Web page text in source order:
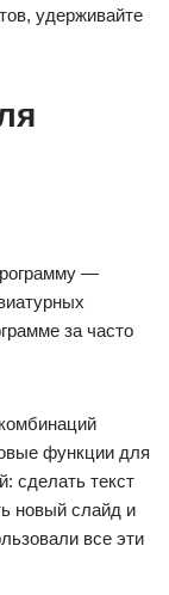
удерживайте
—
за часто
функции для
сделать текст
новый слайд и
все эти